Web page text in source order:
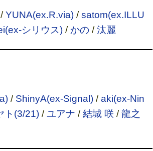
YUNA(ex.R.via)/satom(ex.ILLU
シリウス)/ かの/汰麗
/ ShinyA(ex-Signal)/aki(ex-Nin
ト(3/21)/ユアナ /結城 咲 /龍之